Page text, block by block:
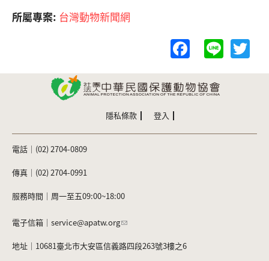
所屬專案: 台灣動物新聞網
F
a
c
e
o
Li
n
隱私條款 登入
電話｜(02) 2704-0809
傳真｜(02) 2704-0991
服務時間｜周一至五09:00~18:00
電子信箱｜ service@apatw.org
地址｜10681臺北市大安區信義路四段263號3樓之6